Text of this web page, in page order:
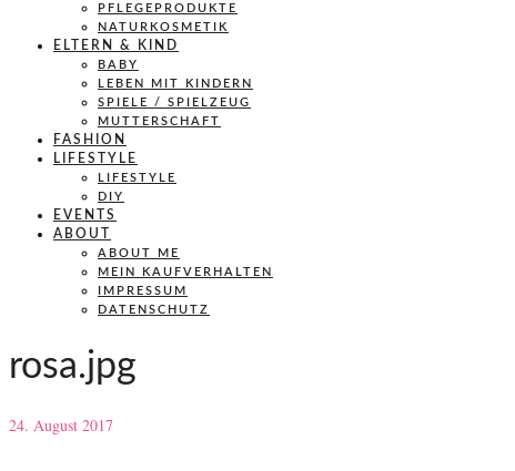
PFLEGEPRODUKTE
NATURKOSMETIK
ELTERN & KIND
BABY
LEBEN MIT KINDERN
SPIELE / SPIELZEUG
MUTTERSCHAFT
FASHION
LIFESTYLE
LIFESTYLE
DIY
EVENTS
ABOUT
ABOUT ME
MEIN KAUFVERHALTEN
IMPRESSUM
DATENSCHUTZ
rosa.jpg
24. August 2017